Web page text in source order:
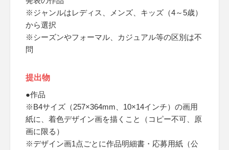
※ジャンルはレディス、メンズ、キッズ（4～5歳）
から選択
※シーズンやフォーマル、カジュアル等の区別は不
問
提出物
●作品
※B4サイズ（257×364mm、10×14インチ）の画用
紙に、着色デザイン画を描くこと（コピー不可、原
画に限る）
※デザイン画1点ごとに作品明細書・応募用紙（公